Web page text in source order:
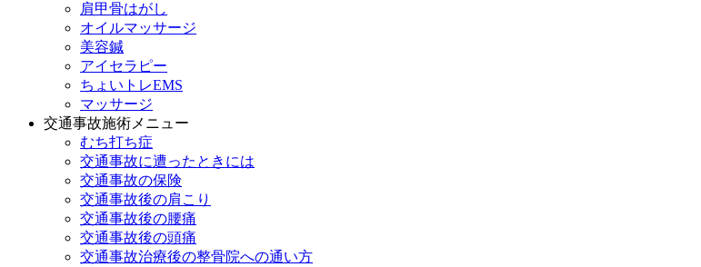
肩甲骨はがし
オイルマッサージ
美容鍼
アイセラピー
ちょいトレEMS
マッサージ
交通事故施術メニュー
むち打ち症
交通事故に遭ったときには
交通事故の保険
交通事故後の肩こり
交通事故後の腰痛
交通事故後の頭痛
交通事故治療後の整骨院への通い方